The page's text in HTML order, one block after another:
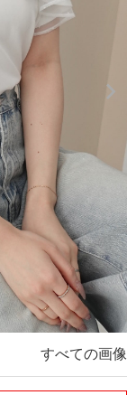
すべての画像